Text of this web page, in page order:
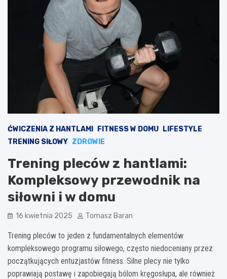
ĆWICZENIA Z HANTLAMI FITNESS W DOMU
LIFESTYLE
TRENING SIŁOWY ZDROWIE
Trening pleców z hantlami:
Kompleksowy przewodnik na
siłowni i w domu
16 kwietnia 2025 Tomasz Baran
Trening pleców to jeden z fundamentalnych elementów
kompleksowego programu siłowego, często niedoceniany przez
początkujących entuzjastów fitness. Silne plecy nie tylko
poprawiają postawę i zapobiegają bólom kręgosłupa, ale również